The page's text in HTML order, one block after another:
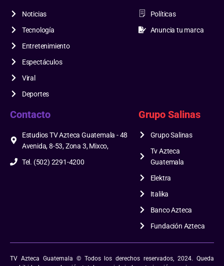
Noticias
Tecnología
Entretenimiento
Espectáculos
Viral
Deportes
Políticas
Anuncia tu marca
Contacto
Estudios TV Azteca Guatemala - 48
Avenida, 8-53, Zona 3, Mixco,
Tel. (502) 2291-4200
Grupo Salinas
Grupo Salinas
Tv Azteca
Guatemala
Elektra
Italika
Banco Azteca
Fundación Azteca
TV Azteca Guatemala © Todos los derechos reservados, 2024. Queda